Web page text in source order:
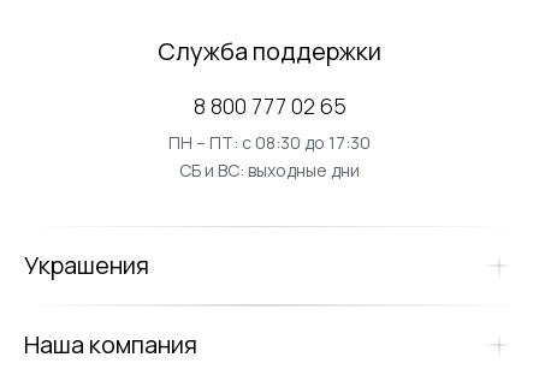
Служба поддержки
8 800 777 02 65
ПН – ПТ: с 08:30 до 17:30
СБ и ВС: выходные дни
Украшения
Наша компания